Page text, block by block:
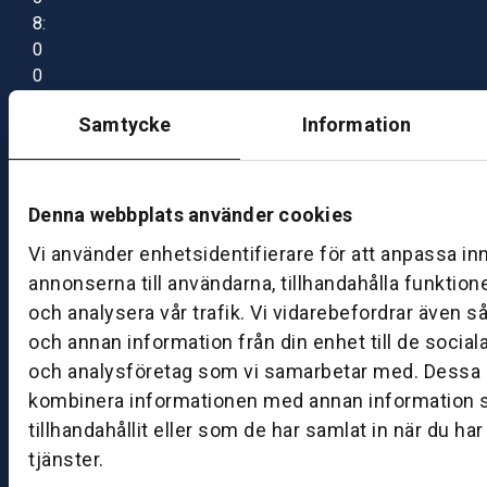
Samtycke Information
Denna webbplats använder cookies
Vi använder enhetsidentifierare för att anpassa
annonserna till användarna, tillhandahålla
och analysera vår trafik. Vi vidarebefordrar även
och annan information från din enhet till de
och analysföretag som vi samarbetar med. Dessa
kombinera informationen med annan information
tillhandahållit eller som de har samlat in när du
tjänster.
8:
0
0
7:
0
B
S
k
ö
v
d